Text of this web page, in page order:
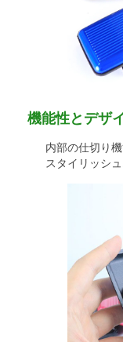
機能性とデザ
内部の仕切り
スタイリッシ